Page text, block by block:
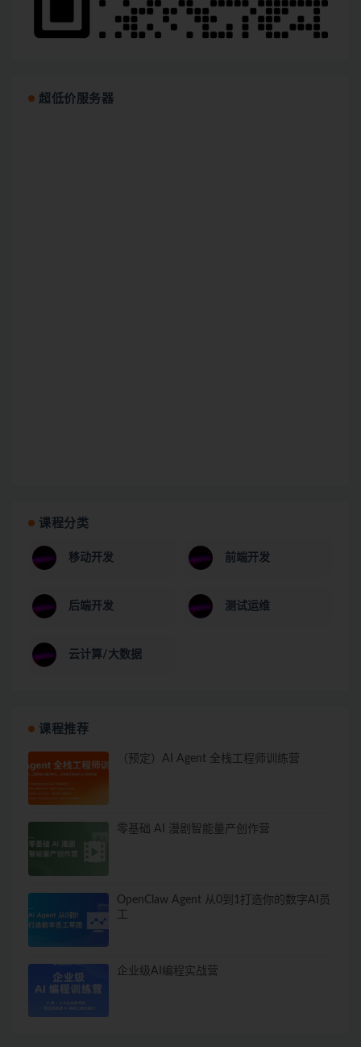
超低价服务器
课程分类
移动开发 前端开发
后端开发 测试运维
云计算/大数据
课程推荐
（预定）AI Agent 全栈工程师训练营
零基础 AI 漫剧智能量产创作营
OpenClaw Agent 从0到1打造你的数字AI员
企业级AI编程实战营